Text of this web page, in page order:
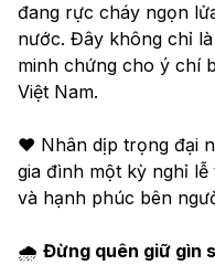
đang rực cháy ngọn
nước. Đây không chỉ
minh chứng cho ý chí
Việt Nam.
❤️ Nhân dịp trọng đại
gia đình một kỳ nghỉ
và hạnh phúc bên
🌧 Đừng quên giữ gìn